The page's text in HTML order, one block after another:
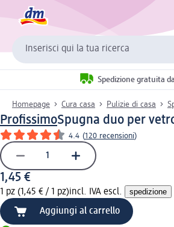
Inserisci qui la tua ricerca
Spedizione gratuita
Homepage Cura casa Pulizie di casa
ProfissimoSpugna duo per
4.4 (120 recensioni)
1,45 €
1 pz (1,45 € / 1 pz)incl. IVA escl. spedizione
Aggiungi al carrello